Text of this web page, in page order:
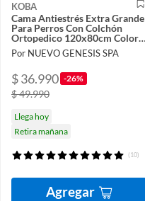
KOBA
Cama Antiestrés Extra Grande
Para Perros Con Colchón
Ortopedico 120x80cm Color
Azul Con Crema
Por NUEVO GENESIS SPA
$ 36.990 -26%
$ 49.990
Llega hoy
Retira mañana
(10)
Agregar